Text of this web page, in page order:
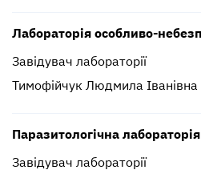
Лабораторія особливо-
Завідувач лабораторії
Тимофійчук Людмила Іванівна
Паразитологічна лабораторія
Завідувач лабораторії